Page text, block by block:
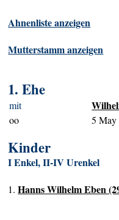
Ahnenliste anzeigen
Mutterstamm anzeigen
1. Ehe
mit
oo 5 May
Kinder
I Enkel, II-IV Urenkel
1.Hanns Wilhelm Eben